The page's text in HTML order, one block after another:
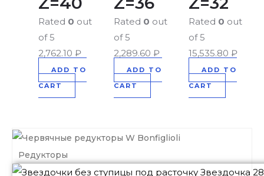
Редукторы
Rated 0 out
of 5
2,762.10 ₽
ADD TO
CART
Rated 0 out
of 5
2,289.60 ₽
ADD TO
CART
Rated 0 out
of 5
15,535.80₽
ADD TO
CART